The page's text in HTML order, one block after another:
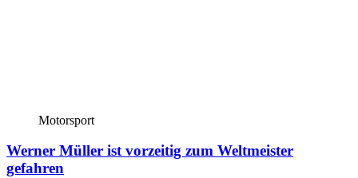
Motorsport
Werner Müller ist vorzeitig zum Weltmeister
gefahren